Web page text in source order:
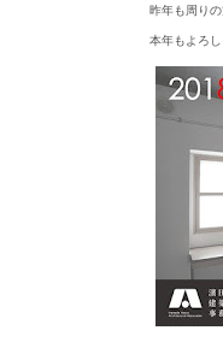
昨年も周り
本年もよろし